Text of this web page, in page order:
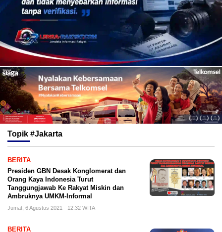
Topik #Jakarta
BERITA
Presiden GBN Desak Konglomerat dan
Orang Kaya Indonesia Turut
Tanggungjawab Ke Rakyat Miskin dan
Ambruknya UMKM-Informal
Jumat, 6 Agustus 2021 - 12:32 WITA
BERITA